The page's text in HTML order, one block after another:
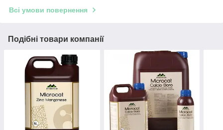
Всі умови повернення
Подібні товари компанії